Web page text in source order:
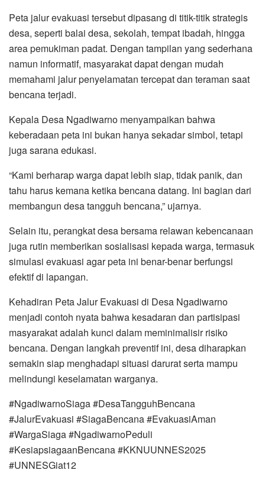
Peta jalur evakuasi tersebut dipasang di titik-titik strategis
desa, seperti balai desa, sekolah, tempat ibadah, hingga
area pemukiman padat. Dengan tampilan yang sederhana
namun informatif, masyarakat dapat dengan mudah
memahami jalur penyelamatan tercepat dan teraman saat
bencana terjadi.
Kepala Desa Ngadiwarno menyampaikan bahwa
keberadaan peta ini bukan hanya sekadar simbol, tetapi
juga sarana edukasi.
“Kami berharap warga dapat lebih siap, tidak panik, dan
tahu harus kemana ketika bencana datang. Ini bagian dari
membangun desa tangguh bencana,” ujarnya.
Selain itu, perangkat desa bersama relawan kebencanaan
juga rutin memberikan sosialisasi kepada warga, termasuk
simulasi evakuasi agar peta ini benar-benar berfungsi
efektif di lapangan.
Kehadiran Peta Jalur Evakuasi di Desa Ngadiwarno
menjadi contoh nyata bahwa kesadaran dan partisipasi
masyarakat adalah kunci dalam meminimalisir risiko
bencana. Dengan langkah preventif ini, desa diharapkan
semakin siap menghadapi situasi darurat serta mampu
melindungi keselamatan warganya.
#NgadiwarnoSiaga #DesaTangguhBencana
#JalurEvakuasi #SiagaBencana #EvakuasiAman
#WargaSiaga #NgadiwarnoPeduli
#KesiapsiagaanBencana #KKNUUNNES2025
#UNNESGiat12